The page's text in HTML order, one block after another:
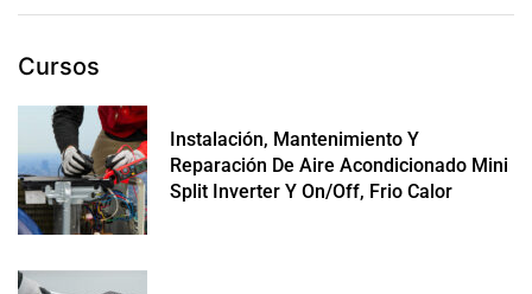
Cursos
Instalación, Mantenimiento Y
Reparación De Aire Acondicionado Mini
Split Inverter Y On/off, Frio Calor